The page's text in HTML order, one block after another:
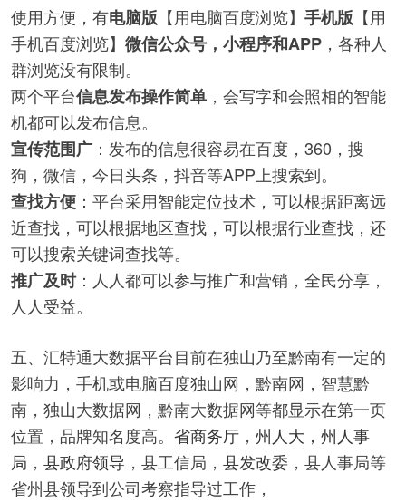
使用方便，有电脑版 【用电脑百度浏览】 手机版 【用
手机百度浏览】 微信公众号，小程序和APP ，各种人
群浏览没有限制。
两个平台信息发布操作简单 ，会写字和会照相的智能
机都可以发布信息。
宣传范围广 ：发布的信息很容易在百度，360，搜
狗，微信，今日头条，抖音等APP上搜索到。
查找方便 ：平台采用智能定位技术，可以根据距离远
近查找，可以根据地区查找，可以根据行业查找，还
可以搜索关键词查找等。
推广及时：人人都可以参与推广和营销，全民分享，
人人受益。
五、汇特通大数据平台目前在独山乃至黔南有一定的
影响力，手机或电脑百度独山网，黔南网，智慧黔
南，独山大数据网，黔南大数据网等都显示在第一页
位置，品牌知名度高。 省商务厅 ， 州人大，州人事
局 ， 县政府领导 ，县工信局， 县发改委 ，县人事局等
省州县领导到公司考察指导过工作，